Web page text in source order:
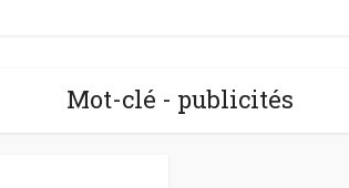
Mot-clé - publicités